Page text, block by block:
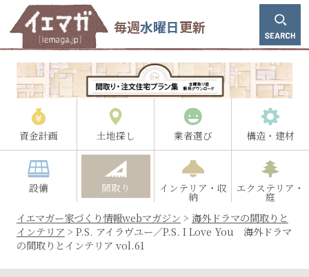
毎週水曜日更新
資金計画 土地探し 業者選び 構造・建材
設備 間取り インテリア・収
納
エクステリア・
庭
イエマガー家づくり情報webマガジン > 海外ドラマの間取りと
インテリア > P.S. アイラヴユー／P.S. I Love You 海外ドラマ
の間取りとインテリア vol.61